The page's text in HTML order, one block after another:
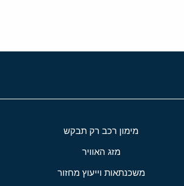
מימון רכב רק תבקש
מזג האוויר
משכנתאות וייעוץ מחזור